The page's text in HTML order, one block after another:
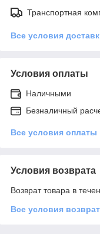
Транспортная
Все условия
Условия оплаты
Наличными
Безналичный
Все условия оплаты
Условия возврата
Возврат товара в
Все условия